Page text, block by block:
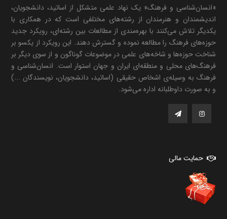
«انسان‌شناسی و فرهنگ» یک نهاد علمی متشکل از اساتید، دانشجویان،
اندیشمندان و هنرمندان از رشته‌های مختلفی است که در همکاری با
یکدیگر تلاش می‌کنند با بهره‌مندی از مطالعات بین رشته‌ای، رویکرد جدید
حوزه‌های فرهنگ را مطالعه نموده و گسترش دهند. این رویکرد از یکسو بر
شناخت حوزه‌ها و شاخه‌های علمی در موضوعات گوناگون و از سوی دیگر بر
فرهنگ‌های محلی و منطقه‌ای ایران و جهان استوار است. انسان‌شناسی و
فرهنگ به وسیله‌ی اشخاص حقیقی (اساتید، دانشجویان، نویسندگان ...)
و به صورت داوطلبانه اداره می‌شود.
حمایت مالی